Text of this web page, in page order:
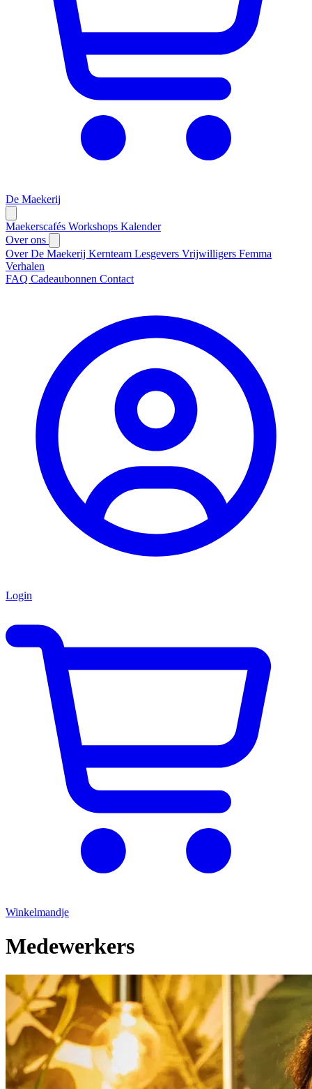
De Maekerij
Maekerscafés Workshops Kalender
Over ons
Over De Maekerij Kernteam Lesgevers Vrijwilligers Femma
Verhalen
FAQ Cadeaubonnen Contact
Login
Winkelmandje
Medewerkers